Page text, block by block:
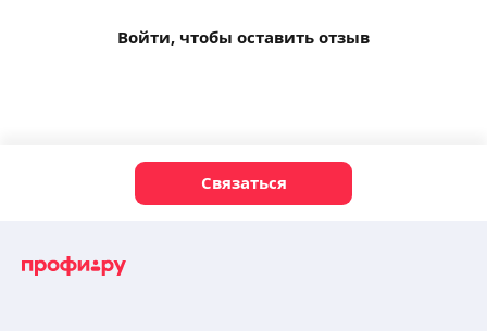
Войти, чтобы оставить отзыв
Связаться